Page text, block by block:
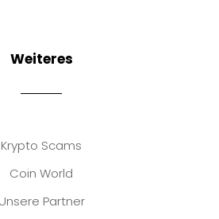
Weiteres
Krypto Scams
Coin World
Unsere Partner